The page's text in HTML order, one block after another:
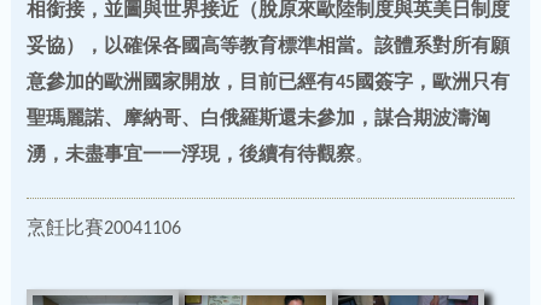
相銜接，並圖與世界接近（脫原來歐陸制度與英美日制度
妥協），以確保各國高等教育標準相當。該體系對所有願
意參加的歐洲國家開放，目前已經有45國簽字，歐洲只有
聖瑪麗諾、摩納哥、白俄羅斯還未參加，謀合期波濤洶
湧，未盡事宜一一浮現，後續有待觀察。
烹飪比賽20041106